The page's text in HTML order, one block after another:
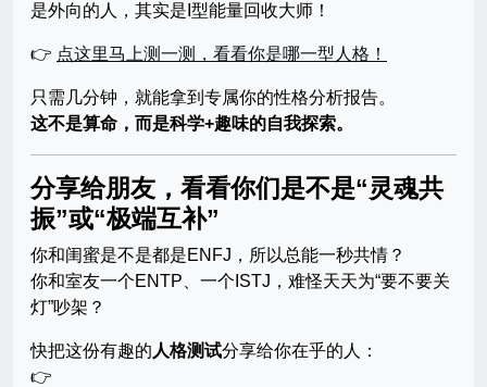
是外向的人，其实是I型能量回收大师！
👉 点这里马上测一测，看看你是哪一型人格！
只需几分钟，就能拿到专属你的性格分析报告。
这不是算命，而是科学+趣味的自我探索。
分享给朋友，看看你们是不是“灵魂共
振”或“极端互补”
你和闺蜜是不是都是ENFJ，所以总能一秒共情？
你和室友一个ENTP、一个ISTJ，难怪天天为“要不要关
灯”吵架？
快把这份有趣的 人格测试分享给你在乎的人：
👉